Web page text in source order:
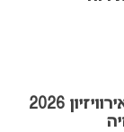
הדמות האהובה של אירוויזיון 2026